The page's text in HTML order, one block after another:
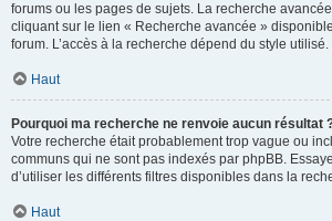
forums ou les pages de sujets. La recherche
cliquant sur le lien « Recherche avancée »
forum. L’accès à la recherche dépend du style utilisé.
Haut
Pourquoi ma recherche ne renvoie aucun résultat
Votre recherche était probablement trop vague ou
communs qui ne sont pas indexés par phpBB.
d’utiliser les différents filtres disponibles dans la
Haut